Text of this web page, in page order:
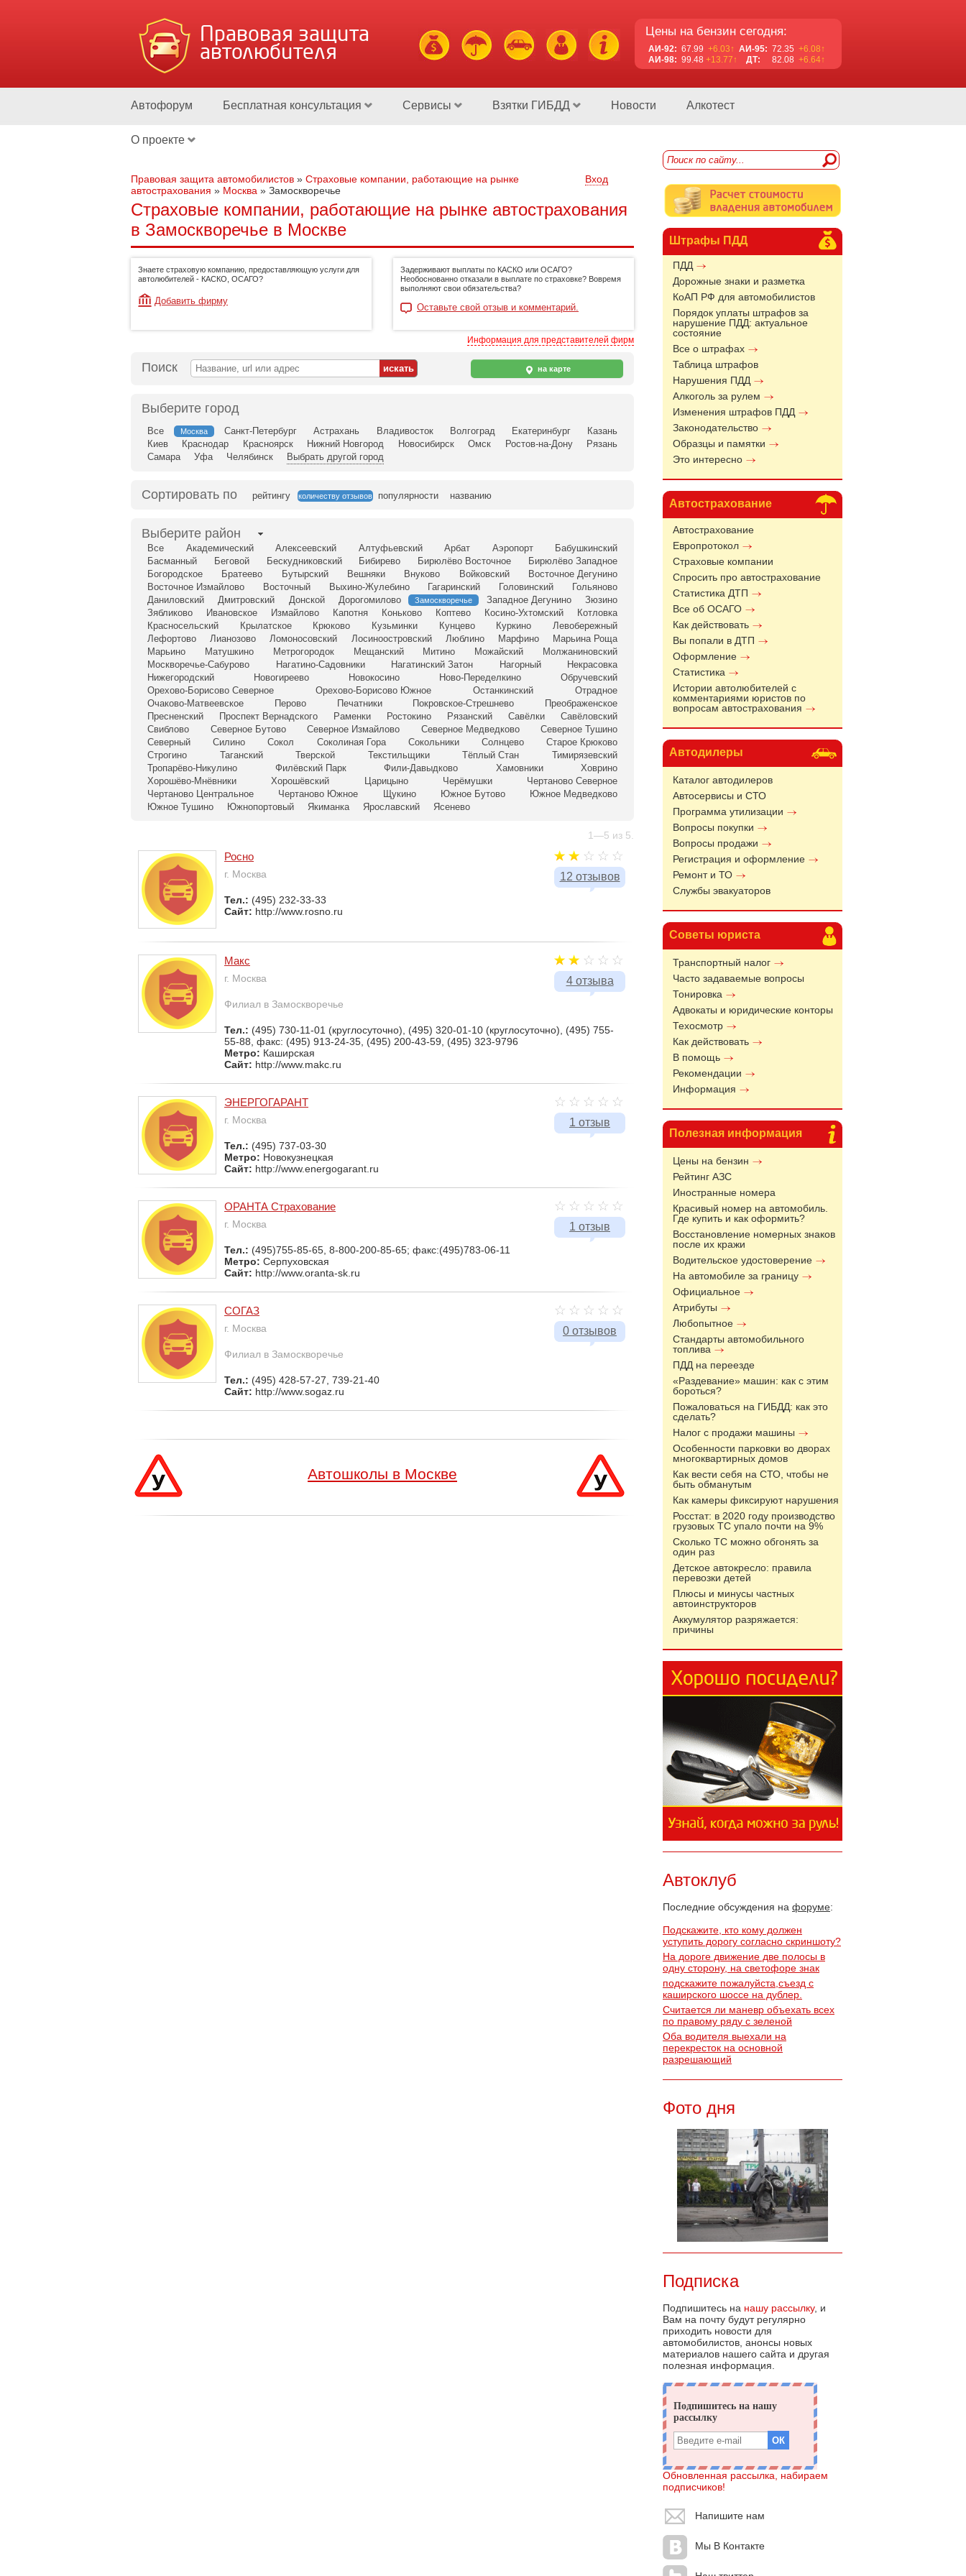
Правовая защита
автолюбителя
Цены на бензин сегодня:
АИ-92: 67.99 +6.03↑ АИ-95: 72.35 +6.08↑
АИ-98: 99.48 +13.77↑ ДТ: 82.08 +6.64↑
Автофорум Бесплатная консультация Сервисы Взятки ГИБДД Новости Алкотест
О проекте
Штрафы ПДД
ПДД
Дорожные знаки и разметка
КоАП РФ для автомобилистов
Порядок уплаты штрафов за
нарушение ПДД: актуальное
состояние
Все о штрафах
Таблица штрафов
Нарушения ПДД
Алкоголь за рулем
Изменения штрафов ПДД
Законодательство
Образцы и памятки
Это интересно
Автострахование
Автострахование
Европротокол
Страховые компании
Спросить про автострахование
Статистика ДТП
Все об ОСАГО
Как действовать
Вы попали в ДТП
Оформление
Статистика
Истории автолюбителей с
комментариями юристов по
вопросам автострахования
Автодилеры
Каталог автодилеров
Автосервисы и СТО
Программа утилизации
Вопросы покупки
Вопросы продажи
Регистрация и оформление
Ремонт и ТО
Службы эвакуаторов
Советы юриста
Транспортный налог
Часто задаваемые вопросы
Тонировка
Адвокаты и юридические конторы
Техосмотр
Как действовать
В помощь
Рекомендации
Информация
Полезная информация
Цены на бензин
Рейтинг АЗС
Иностранные номера
Красивый номер на автомобиль.
Где купить и как оформить?
Восстановление номерных знаков
после их кражи
Водительское удостоверение
На автомобиле за границу
Официальное
Атрибуты
Любопытное
Стандарты автомобильного
топлива
ПДД на переезде
«Раздевание» машин: как с этим
бороться?
Пожаловаться на ГИБДД: как это
сделать?
Налог с продажи машины
Особенности парковки во дворах
многоквартирных домов
Как вести себя на СТО, чтобы не
быть обманутым
Как камеры фиксируют нарушения
Росстат: в 2020 году производство
грузовых ТС упало почти на 9%
Сколько ТС можно обгонять за
один раз
Детское автокресло: правила
перевозки детей
Плюсы и минусы частных
автоинструкторов
Аккумулятор разряжается:
причины
Автоклуб
Последние обсуждения на форуме:
Подскажите, кто кому должен
уступить дорогу согласно скриншоту?
На дороге движение две полосы в
одну сторону, на светофоре знак
подскажите пожалуйста,съезд с
каширского шоссе на дублер.
Считается ли маневр объехать всех
по правому ряду с зеленой
Оба водителя выехали на
перекресток на основной
разрешающий
Фото дня
Подписка
Подпишитесь на нашу рассылку, и
Вам на почту будут регулярно
приходить новости для
автомобилистов, анонсы новых
материалов нашего сайта и другая
полезная информация.
Обновленная рассылка, набираем
подписчиков!
Напишите нам
Мы В Контакте
Правовая защита автомобилистов » Страховые компании, работающие на рынке
автострахования » Москва » Замоскворечье
Вход
Страховые компании, работающие на рынке автострахования
в Замоскворечье в Москве
Знаете страховую компанию, предоставляющую услуги для
автолюбителей - КАСКО, ОСАГО?
Добавить фирму
Задерживают выплаты по КАСКО или ОСАГО?
Необоснованно отказали в выплате по страховке? Вовремя
выполняют свои обязательства?
Оставьте свой отзыв и комментарий.
Информация для представителей фирм
Поиск на карте
Выберите город
Все Москва Санкт-Петербург Астрахань Владивосток Волгоград Екатеринбург
Казань
Киев
Краснодар Красноярск Нижний Новгород Новосибирск Омск Ростов-на-Дону
Рязань
Самара
Уфа Челябинск Выбрать другой город
Сортировать по рейтингу количеству отзывов популярности названию
Выберите район
Все Академический Алексеевский Алтуфьевский Арбат Аэропорт
Бабушкинский
Басманный
Беговой Бескудниковский Бибирево Бирюлёво Восточное
Бирюлёво Западное
Богородское
Братеево Бутырский Вешняки Внуково Войковский
Восточное Дегунино
Восточное Измайлово
Восточный Выхино-Жулебино Гагаринский Головинский
Гольяново
Даниловский
Дмитровский Донской Дорогомилово Замоскворечье Западное Дегунино
Зюзино
Зябликово
Ивановское Измайлово Капотня Коньково Коптево Косино-Ухтомский
Котловка
Красносельский
Крылатское Крюково Кузьминки Кунцево Куркино
Левобережный
Лефортово
Лианозово Ломоносовский Лосиноостровский Люблино Марфино
Марьина Роща
Марьино
Матушкино Метрогородок Мещанский Митино Можайский
Молжаниновский
Москворечье-Сабурово
Нагатино-Садовники Нагатинский Затон Нагорный
Некрасовка
Нижегородский
Новогиреево Новокосино Ново-Переделкино
Обручевский
Орехово-Борисово Северное
Орехово-Борисово Южное Останкинский
Отрадное
Очаково-Матвеевское
Перово Печатники Покровское-Стрешнево
Преображенское
Пресненский
Проспект Вернадского Раменки Ростокино Рязанский Савёлки
Савёловский
Свиблово
Северное Бутово Северное Измайлово Северное Медведково
Северное Тушино
Северный
Силино Сокол Соколиная Гора Сокольники Солнцево
Старое Крюково
Строгино
Таганский Тверской Текстильщики Тёплый Стан
Тимирязевский
Тропарёво-Никулино
Филёвский Парк Фили-Давыдково Хамовники
Ховрино
Хорошёво-Мнёвники
Хорошёвский Царицыно Черёмушки
Чертаново Северное
Чертаново Центральное
Чертаново Южное Щукино Южное Бутово
Южное Медведково
Южное Тушино
Южнопортовый Якиманка Ярославский Ясенево
1—5 из 5.
12 отзывов
Росно
г. Москва
Тел.: (495) 232-33-33
Сайт: http://www.rosno.ru
4 отзыва
Макс
г. Москва
Филиал в Замоскворечье
Тел.: (495) 730-11-01 (круглосуточно), (495) 320-01-10 (круглосуточно), (495) 755-
55-88, факс: (495) 913-24-35, (495) 200-43-59, (495) 323-9796
Метро: Каширская
Сайт: http://www.makc.ru
1 отзыв
ЭНЕРГОГАРАНТ
г. Москва
Тел.: (495) 737-03-30
Метро: Новокузнецкая
Сайт: http://www.energogarant.ru
1 отзыв
ОРАНТА Страхование
г. Москва
Тел.: (495)755-85-65, 8-800-200-85-65; факс:(495)783-06-11
Метро: Серпуховская
Сайт: http://www.oranta-sk.ru
0 отзывов
СОГАЗ
г. Москва
Филиал в Замоскворечье
Тел.: (495) 428-57-27, 739-21-40
Сайт: http://www.sogaz.ru
Автошколы в Москве